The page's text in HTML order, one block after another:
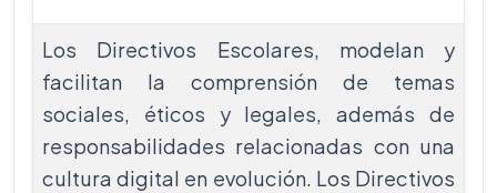
Los Directivos Escolares, modelan y
facilitan la comprensión de temas
sociales, éticos y legales, además de
responsabilidades relacionadas con una
cultura digital en evolución. Los Directivos